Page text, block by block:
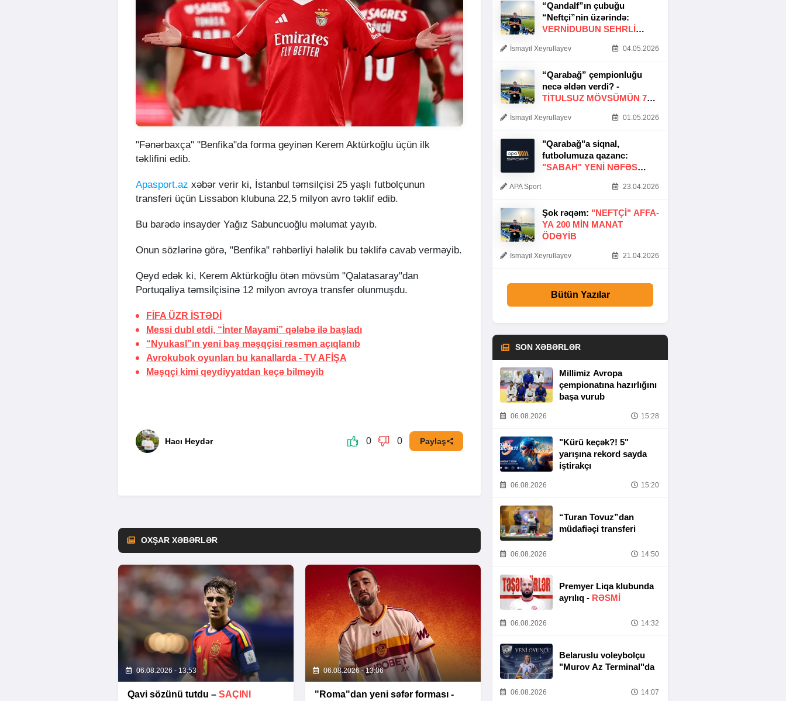
"Fənərbaxça" "Benfika"da forma geyinən Kerem Aktürkoğlu üçün ilk
təklifini edib.
Apasport.az xəbər verir ki, İstanbul təmsilçisi 25 yaşlı futbolçunun
transferi üçün Lissabon klubuna 22,5 milyon avro təklif edib.
Bu barədə insayder Yağız Sabuncuoğlu məlumat yayıb.
Onun sözlərinə görə, "Benfika" rəhbərliyi hələlik bu təklifə cavab verməyib.
Qeyd edək ki, Kerem Aktürkoğlu ötən mövsüm "Qalatasaray"dan
Portuqaliya təmsilçisinə 12 milyon avroya transfer olunmuşdu.
FİFA ÜZR İSTƏDİ
Messi dubl etdi, “İnter Mayami” qələbə ilə başladı
“Nyukasl”ın yeni baş məşqçisi rəsmən açıqlanıb
Avrokubok oyunları bu kanallarda - TV AFİŞA
Məşqçi kimi qeydiyyatdan keçə bilməyib
Hacı Heydər 0 0 Paylaş
OXŞAR XƏBƏRLƏR
06.08.2026 - 13:53
Qavi sözünü tutdu – SAÇINI
06.08.2026 - 13:06
"Roma"dan yeni səfər forması -
“Qandalf”ın çubuğu
“Neftçi”nin üzərində:
VERNİDUBUN SEHRLİ
İsmayıl Xeyrullayev 04.05.2026
“Qarabağ” çempionluğu
necə əldən verdi? -
TITULSUZ MÖVSÜMÜN 7
İsmayıl Xeyrullayev 01.05.2026
"Qarabağ"a siqnal,
futbolumuza qazanc:
"SABAH" YENI NƏFƏS
APA Sport 23.04.2026
Şok rəqəm: "NEFTÇI" AFFA-
YA 200 MIN MANAT
ÖDƏYIB
İsmayıl Xeyrullayev 21.04.2026
Bütün Yazılar
SON XƏBƏRLƏR
Millimiz Avropa
çempionatına hazırlığını
başa vurub
06.08.2026 15:28
"Kürü keçək?! 5"
yarışına rekord sayda
iştirakçı
06.08.2026 15:20
“Turan Tovuz”dan
müdafiəçi transferi
06.08.2026 14:50
Premyer Liqa klubunda
ayrılıq - RƏSMİ
06.08.2026 14:32
Belaruslu voleybolçu
"Murov Az Terminal"da
06.08.2026 14:07